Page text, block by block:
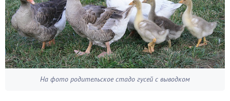
На фото родительское стадо гусей с выводком